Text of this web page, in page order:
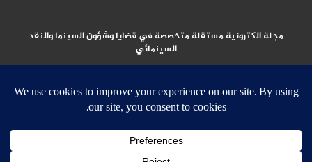
مجلة الكترونية مستقلة متخصصة في قضايا وشؤون السينما والنقد
السينمائي
جميع الحقوق محفوظة ولا يسمح بإعادة نشر أي مادة من المواد المنشورة في هذا
الموقع إلا بعد الحصول على تصريح مكتوب من الناشر/ رئيس التحرير